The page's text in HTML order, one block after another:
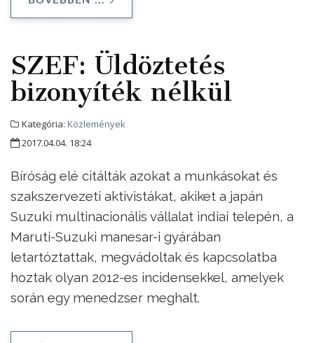
SZEF: Üldöztetés
bizonyíték nélkül
Kategória: Közlemények
2017.04.04. 18:24
Bíróság elé citálták azokat a munkásokat és
szakszervezeti aktivistákat, akiket a japán
Suzuki multinacionális vállalat indiai telepén, a
Maruti-Suzuki manesar-i gyárában
letartóztattak, megvádoltak és kapcsolatba
hoztak olyan 2012-es incidensekkel, amelyek
során egy menedzser meghalt.